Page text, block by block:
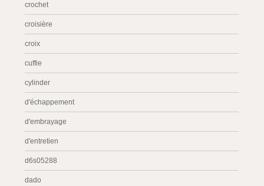
crochet
croisière
croix
cuffie
cylinder
d'échappement
d'embrayage
d'entretien
d6s05288
dado